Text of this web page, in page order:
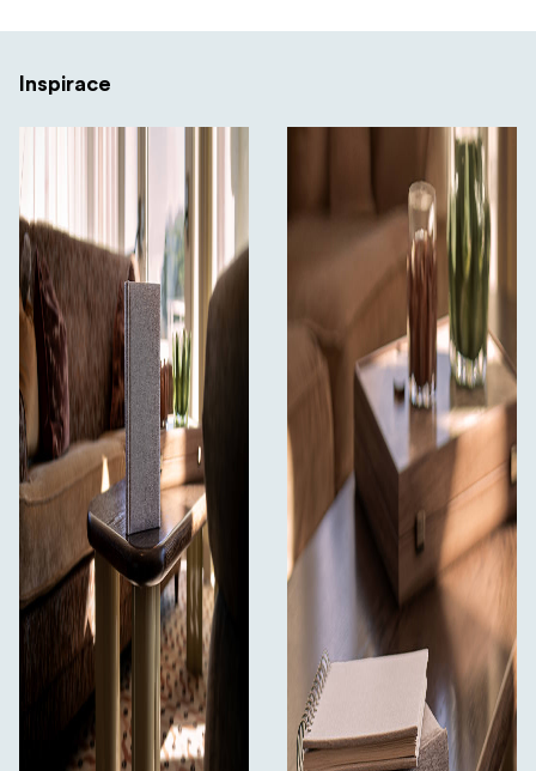
Inspirace